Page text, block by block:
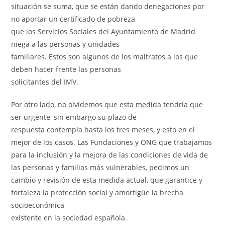
situación se suma, que se están dando denegaciones por
no aportar un certificado de pobreza
que los Servicios Sociales del Ayuntamiento de Madrid
niega a las personas y unidades
familiares. Estos son algunos de los maltratos a los que
deben hacer frente las personas
solicitantes del IMV.
Por otro lado, no olvidemos que esta medida tendría que
ser urgente, sin embargo su plazo de
respuesta contempla hasta los tres meses, y esto en el
mejor de los casos. Las Fundaciones y ONG que trabajamos
para la inclusión y la mejora de las condiciones de vida de
las personas y familias más vulnerables, pedimos un
cambio y revisión de esta medida actual, que garantice y
fortaleza la protección social y amortigüe la brecha
socioeconómica
existente en la sociedad española.